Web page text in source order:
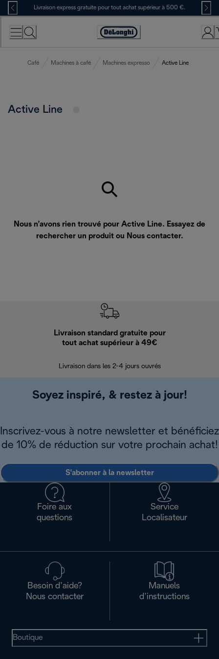
Skip
to
Content
Livraison express gratuite pour tout achat supérieur à 500 €.
Déclaration
Café Machines à café Machines expresso Active Line
Active Line
Nous n’avons rien trouvé pour Active Line. Essayez de
rechercher un produit ou Nous contacter.
Livraison standard gratuite pour
tout achat supérieur à 49€
Livraison dans les 2-4 jours ouvrés
Soyez inspiré, & restez à jour!
Inscrivez-vous à notre newsletter et bénéficiez
de 10% de réduction sur votre prochain achat!
S'abonner à la newsletter
Foire aux
questions
Service
Localisateur
Besoin d’aide?
Nous contacter
Manuels
d’instructions
Boutique